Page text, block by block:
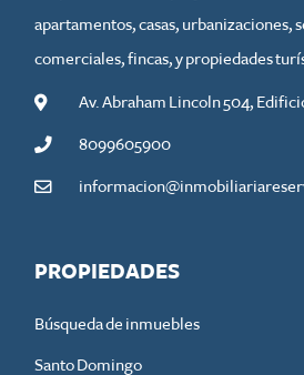
apartamentos, casas, urbanizaciones,
comerciales, fincas, y propiedades
Av. Abraham Lincoln 504,
8099605900
PROPIEDADES
Búsqueda de inmuebles
Santo Domingo